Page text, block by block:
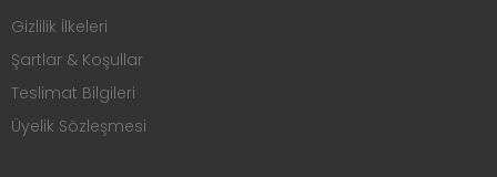
Gizlilik İlkeleri
Şartlar & Koşullar
Teslimat Bilgileri
Üyelik Sözleşmesi